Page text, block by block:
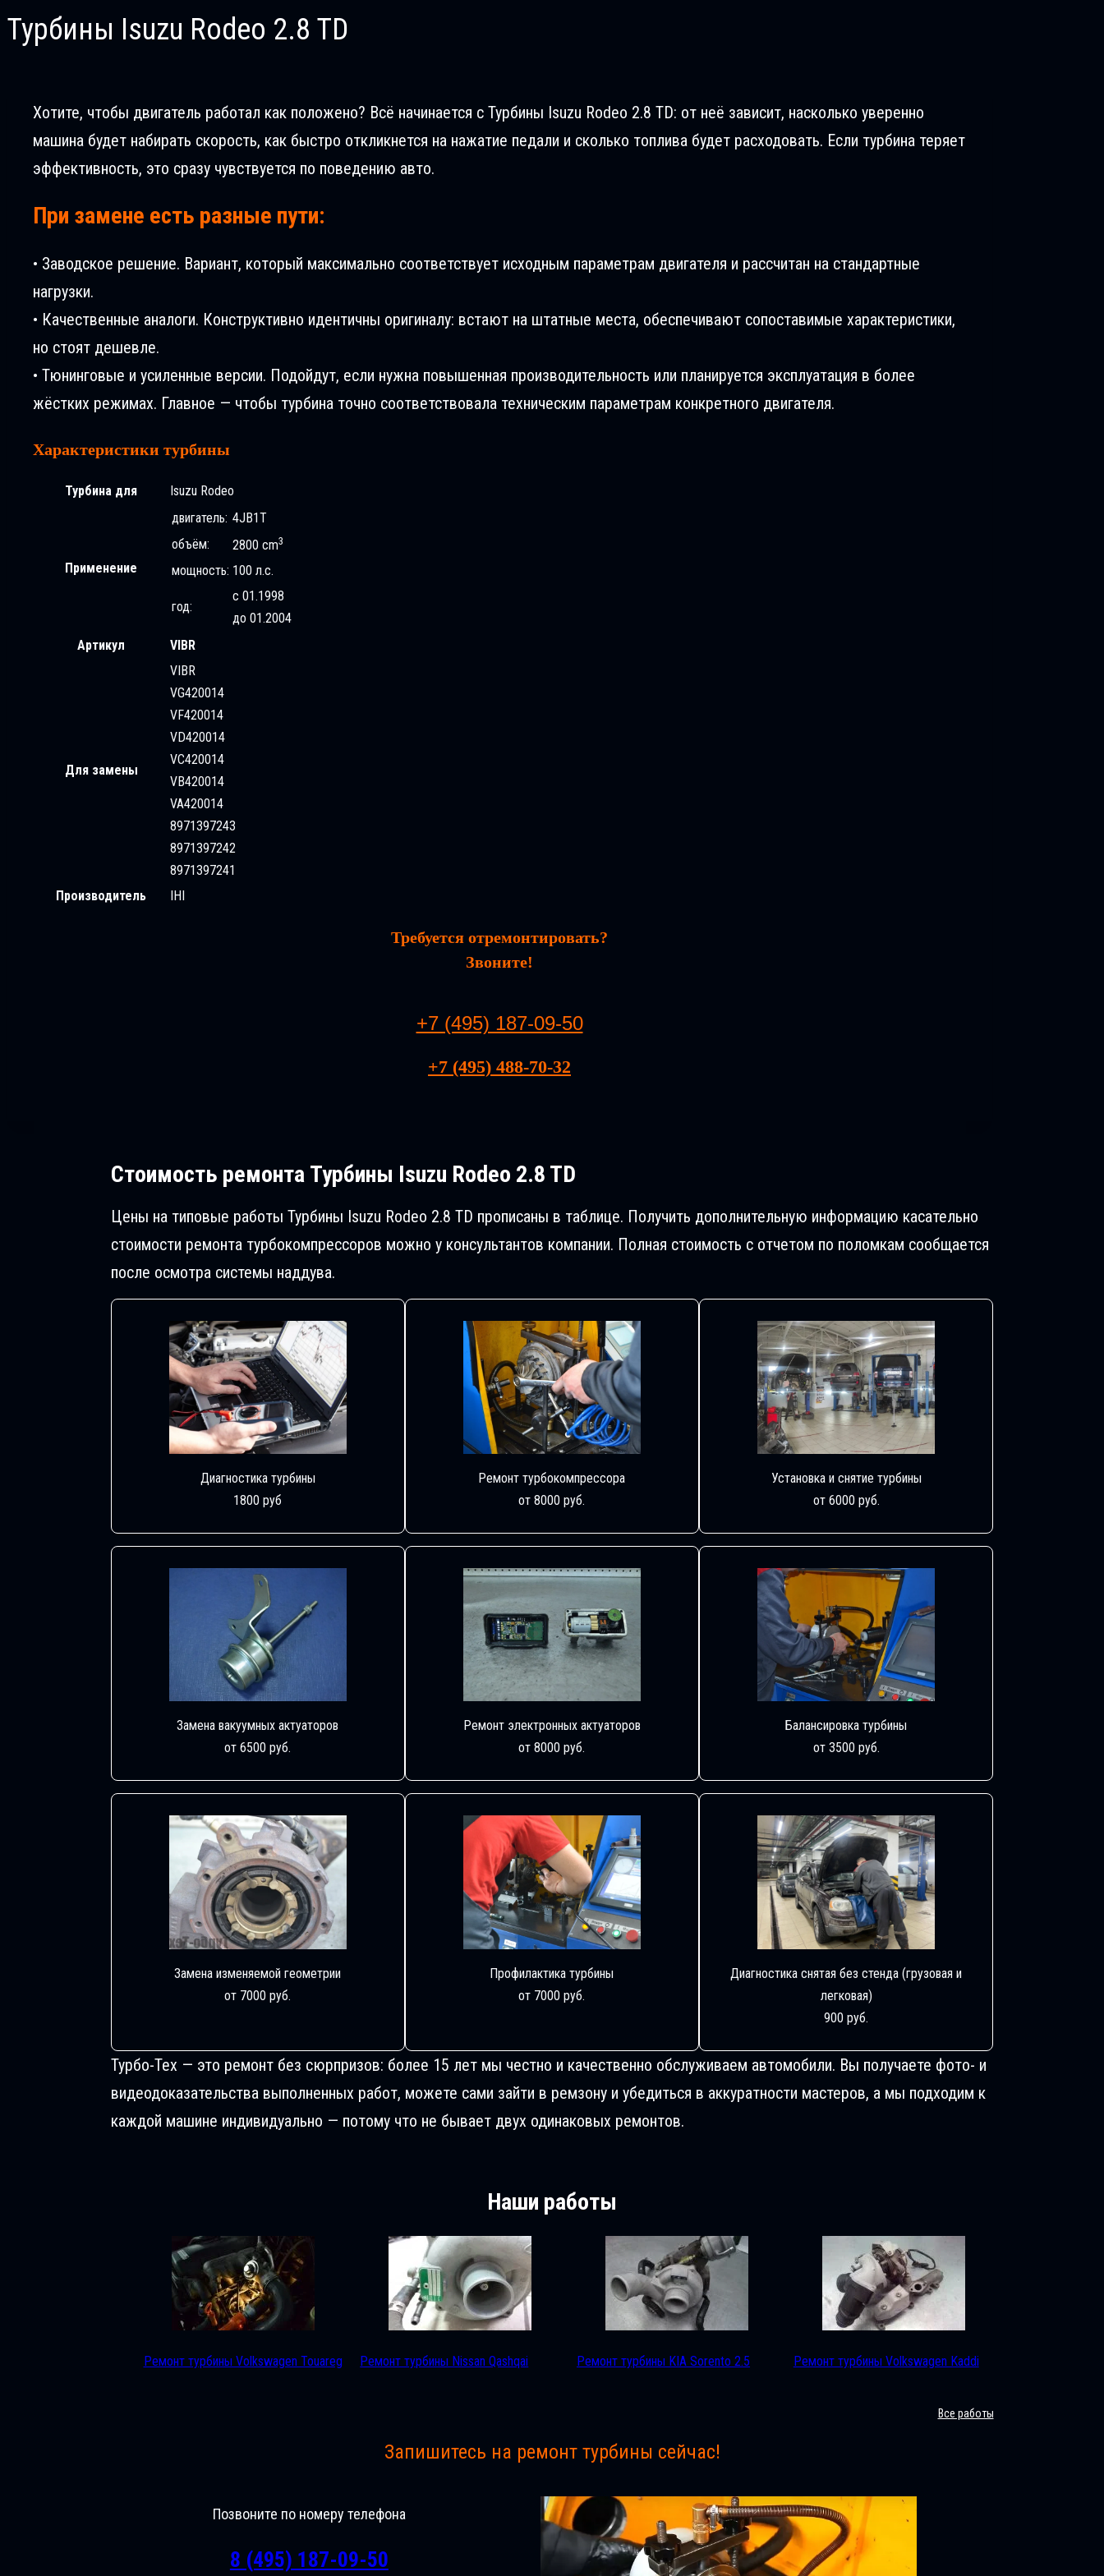
Турбины Isuzu Rodeo 2.8 TD
Хотите, чтобы двигатель работал как положено? Всё начинается с Турбины Isuzu Rodeo 2.8 TD: от неё зависит, насколько уверенно
машина будет набирать скорость, как быстро откликнется на нажатие педали и сколько топлива будет расходовать. Если турбина теряет
эффективность, это сразу чувствуется по поведению авто.
При замене есть разные пути:
• Заводское решение. Вариант, который максимально соответствует исходным параметрам двигателя и рассчитан на стандартные
нагрузки.
• Качественные аналоги. Конструктивно идентичны оригиналу: встают на штатные места, обеспечивают сопоставимые характеристики,
но стоят дешевле.
• Тюнинговые и усиленные версии. Подойдут, если нужна повышенная производительность или планируется эксплуатация в более
жёстких режимах. Главное — чтобы турбина точно соответствовала техническим параметрам конкретного двигателя.
Характеристики турбины
Турбина для Isuzu Rodeo
Применение
двигатель: 4JB1T
объём:
2800 cm3
мощность: 100 л.с.
год:
с 01.1998
до 01.2004
Артикул
VIBR
Для замены
VIBR
VG420014
VF420014
VD420014
VC420014
VB420014
VA420014
8971397243
8971397242
8971397241
Производитель
IHI
Требуется отремонтировать?
Звоните!
+7 (495) 187-09-50
+7 (495) 488-70-32
Стоимость ремонтаТурбины Isuzu Rodeo 2.8 TD
Цены на типовые работы Турбины Isuzu Rodeo 2.8 TD прописаны в таблице. Получить дополнительную информацию касательно
стоимости ремонта турбокомпрессоров можно у консультантов компании. Полная стоимость с отчетом по поломкам сообщается
после осмотра системы наддува.
Диагностика турбины
1800 руб
Ремонт турбокомпрессора
от 8000 руб.
Установка и снятие турбины
от 6000 руб.
Замена вакуумных актуаторов
от 6500 руб.
Ремонт электронных актуаторов
от 8000 руб.
Балансировка турбины
от 3500 руб.
Замена изменяемой геометрии
от 7000 руб.
Профилактика турбины
от 7000 руб.
Диагностика снятая без стенда (грузовая и
легковая)
900 руб.
Турбо-Тех — это ремонт без сюрпризов: более 15 лет мы честно и качественно обслуживаем автомобили. Вы получаете фото- и
видеодоказательства выполненных работ, можете сами зайти в ремзону и убедиться в аккуратности мастеров, а мы подходим к
каждой машине индивидуально — потому что не бывает двух одинаковых ремонтов.
Наши работы
Ремонт турбины Volkswagen Touareg Ремонт турбины Nissan Qashqai Ремонт турбины KIA Sorento 2.5 Ремонт турбины Volkswagen Kaddi
Все работы
Запишитесь на ремонт турбины сейчас!
Позвоните по номеру телефона
8 (495) 187-09-50